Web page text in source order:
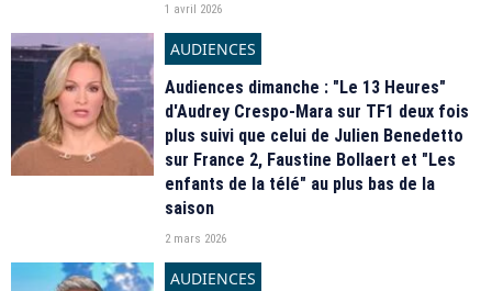
1 avril 2026
AUDIENCES
Audiences dimanche : "Le 13 Heures"
d'Audrey Crespo-Mara sur TF1 deux fois
plus suivi que celui de Julien Benedetto
sur France 2, Faustine Bollaert et "Les
enfants de la télé" au plus bas de la
saison
2 mars 2026
AUDIENCES